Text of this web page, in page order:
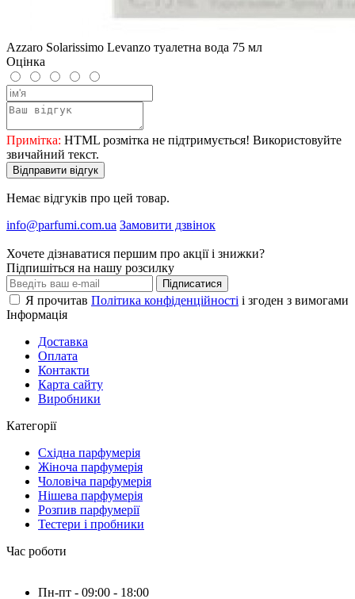
Azzaro Solarissimo Levanzo туалетна вода 75 мл
Оцінка
Примітка: HTML розмітка не підтримується! Використовуйте
звичайний текст.
Відправити відгук
Немає відгуків про цей товар.
info@parfumi.com.ua Замовити дзвінок
Хочете дізнаватися першим про акції і знижки?
Підпишіться на нашу розсилку
Підписатися
Я прочитав Політика конфіденційності і згоден з вимогами
Інформація
Доставка
Оплата
Контакти
Карта сайту
Виробники
Категорії
Східна парфумерія
Жіноча парфумерія
Чоловіча парфумерія
Нішева парфумерія
Розпив парфумерії
Тестери і пробники
Час роботи
Пн-пт - 09:00 - 18:00